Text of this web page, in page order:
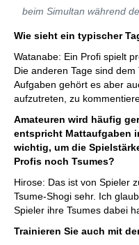
beim Simultan während
Wie sieht ein typischer
Watanabe: Ein Profi spielt
Die anderen Tage sind
Aufgaben gehört es aber
aufzutreten, zu
Amateuren wird häufig
entspricht Mattaufgaben
wichtig, um die
Profis noch Tsumes?
Hirose: Das ist von Spieler
Tsume-Shogi sehr. Ich
Spieler ihre Tsumes dabei
Trainieren Sie auch mit